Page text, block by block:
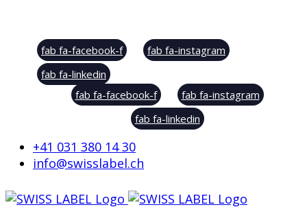
fab fa-facebook-f
fab fa-instagram
fab fa-linkedin
fab fa-facebook-f
fab fa-instagram
fab fa-linkedin
+41 031 380 14 30
info@swisslabel.ch